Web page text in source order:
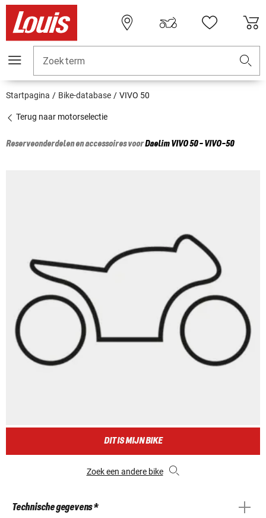
Zoekterm
Startpagina Bike-database VIVO 50
Terug naar motorselectie
Reserveonderdelen en accessoires voorDaelimVIVO 50 - VIVO-50
DIT IS MIJN BIKE
Zoek een andere bike
Technische gegevens *